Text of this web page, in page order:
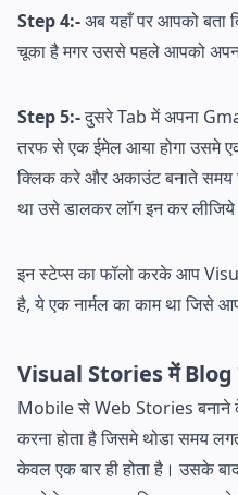
Step 4:-अब यहाँ पर आपको बता
चूका है मगर उससे पहले आपको
Step 5:-दुसरे Tab में अपना
तरफ से एक ईमेल आया होगा उसमे
क्लिक करे और अकाउंट बनाते समय
था उसे डालकर लॉग इन कर
इन स्टेप्स का फॉलो करके आप
है, ये एक नार्मल का काम था जिसे
Visual Stories में Blog
Mobile से Web Stories
करना होता है जिसमे थोडा समय
केवल एक बार ही होता है। उसके